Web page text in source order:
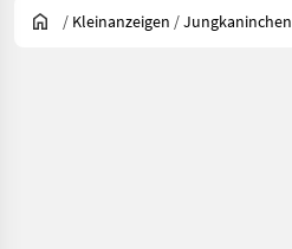
/ Kleinanzeigen /Jungkaninchen